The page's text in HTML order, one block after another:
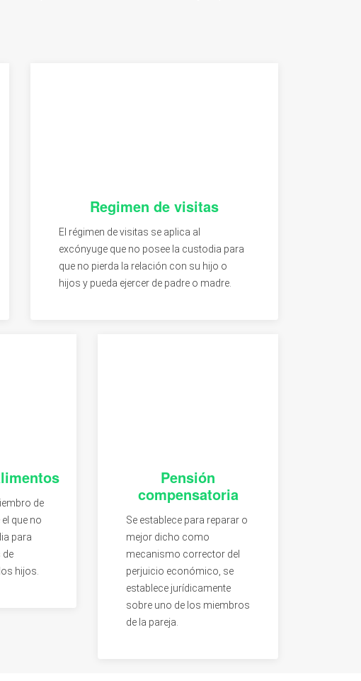
Regimen de visitas
El régimen de visitas se aplica al
excónyuge que no posee la custodia para
que no pierda la relación con su hijo o
hijos y pueda ejercer de padre o madre.
de
que no
para
de
hijos.
Pensión
compensatoria
Se establece para reparar o
mejor dicho como
mecanismo corrector del
perjuicio económico, se
establece jurídicamente
sobre uno de los miembros
de la pareja.